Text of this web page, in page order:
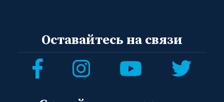
Оставайтесь на связи